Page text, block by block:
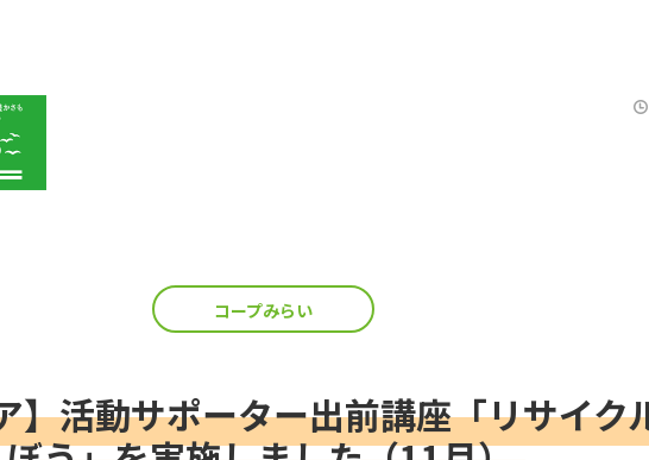
コープみらい
】活動サポーター出前講座「リサイク